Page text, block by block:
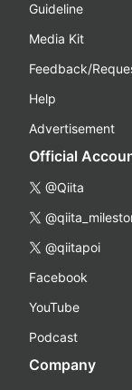
Guideline
Media Kit
Feedback/
Help
Advertisement
Official
@Qiita
@qiitapoi
Facebook
YouTube
Podcast
Company